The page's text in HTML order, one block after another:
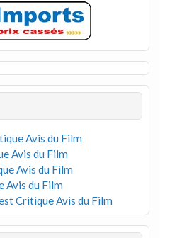
Avis du Film
Avis du Film
Avis du Film
Avis du Film
Critique Avis du Film